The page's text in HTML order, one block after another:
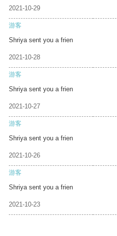
2021-10-29
游客
Shriya sent you a frien
2021-10-28
游客
Shriya sent you a frien
2021-10-27
游客
Shriya sent you a frien
2021-10-26
游客
Shriya sent you a frien
2021-10-23